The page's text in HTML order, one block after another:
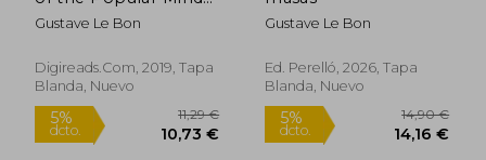
(en Inglés)
Gustave Le Bon
Digireads.Com, 2019, Tapa
Blanda, Nuevo
Gustave Le Bon
Ed. Perelló, 2026, Tapa
Blanda, Nuevo